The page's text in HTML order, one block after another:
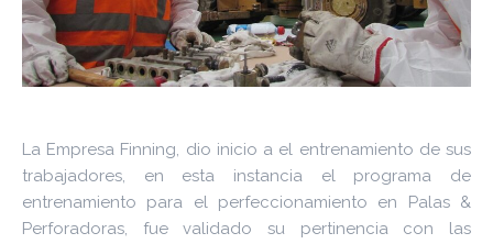
La Empresa Finning, dio inicio a el entrenamiento de sus
trabajadores, en esta instancia el programa de
entrenamiento para el perfeccionamiento en Palas &
Perforadoras, fue validado su pertinencia con las